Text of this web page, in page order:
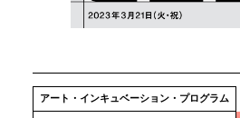
アート・インキュベーション・プログラム